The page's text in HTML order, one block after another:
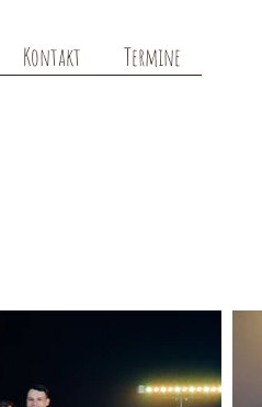
Kontakt Termine